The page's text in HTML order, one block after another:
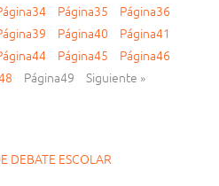
34 Página35 Página36
39 Página40 Página41
44 Página45 Página46
Página49 Siguiente »